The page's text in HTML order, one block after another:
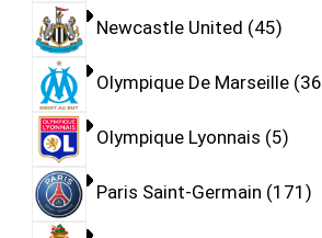
Newcastle United 45
Olympique De Marseille 36
Olympique Lyonnais 5
Paris Saint-Germain 171